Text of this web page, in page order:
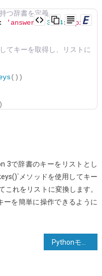
つ辞書を定義
'answer', 3.14: 'pi'
キーを取得し、リストに
())
)
3で辞書のキーをリストとし
メソッドを使用してキー
れをリストに変換します。
ーを簡単に操作できるように